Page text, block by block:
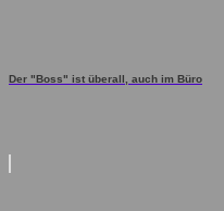
Der "Boss" ist überall, auch im Büro